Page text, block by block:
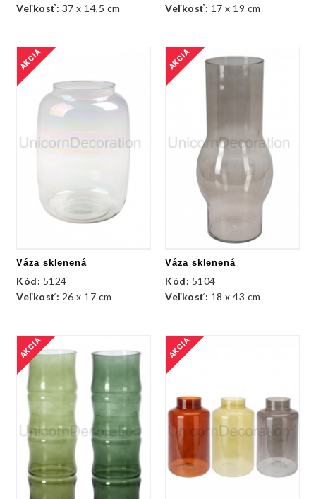
Veľkosť: 37 x 14,5 cm
Veľkosť: 17 x 19 cm
AKCIA
Váza sklenená
Kód: 5124
Veľkosť: 26 x 17 cm
AKCIA
Váza sklenená
Kód: 5104
Veľkosť: 18 x 43 cm
AKCIA AKCIA